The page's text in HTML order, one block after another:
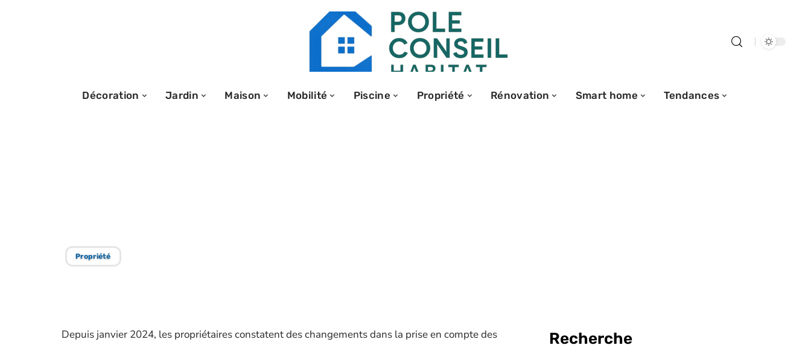
Décoration Jardin Maison Mobilité Piscine Propriété Rénovation Smart home Tendances
Propriété
Depuis janvier 2024, les propriétaires constatent des changements dans la prise en compte des
Recherche